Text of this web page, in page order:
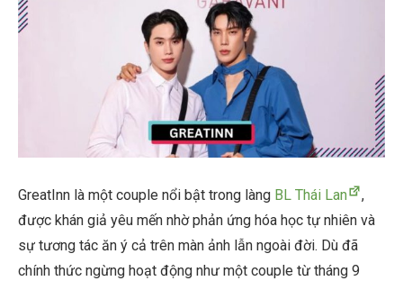
GreatInn là một couple nổi bật trong làng BL Thái Lan
,
được khán giả yêu mến nhờ phản ứng hóa học tự nhiên và
sự tương tác ăn ý cả trên màn ảnh lẫn ngoài đời. Dù đã
chính thức ngừng hoạt động như một couple từ tháng 9